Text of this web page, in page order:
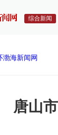
综合新闻
渤海新闻网
唐山